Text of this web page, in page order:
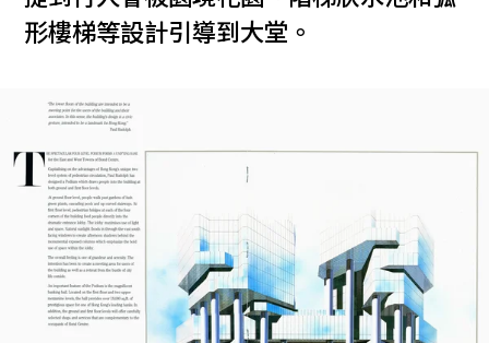
形樓梯等設計引導到大堂。